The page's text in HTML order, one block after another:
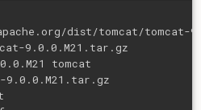
dist/tomcat/tomcat-
9.0.0.M21.tar.gz
tomcat
9.0.0.M21.tar.gz